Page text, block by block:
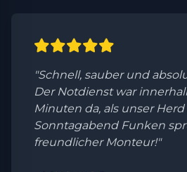
"Schnell, sauber und
Der Notdienst war
Minuten da, als unser
Sonntagabend Funken
freundlicher Monteur!"